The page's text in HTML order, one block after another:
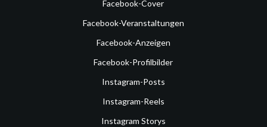
Facebook-Cover
Facebook-Veranstaltungen
Facebook-Anzeigen
Facebook-Profilbilder
Instagram-Posts
Instagram-Reels
Instagram Storys